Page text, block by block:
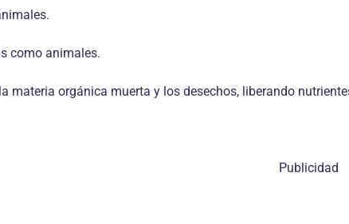
como animales.
materia orgánica muerta y los desechos, liberando
Publicidad